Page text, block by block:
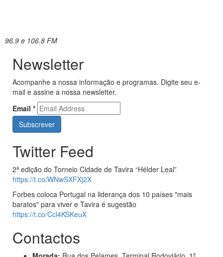
96.9 e 106.8 FM
Newsletter
Acompanhe a nossa informação e programas. Digite seu e-
mail e assine a nossa newsletter.
Email *
Twitter Feed
2ª edição do Torneio Cidade de Tavira “Hélder Leal”
https://t.co/WNwSXFXj2X
Forbes coloca Portugal na liderança dos 10 países "mais
baratos" para viver e Tavira é sugestão
https://t.co/Ccl4KSKeuX
Contactos